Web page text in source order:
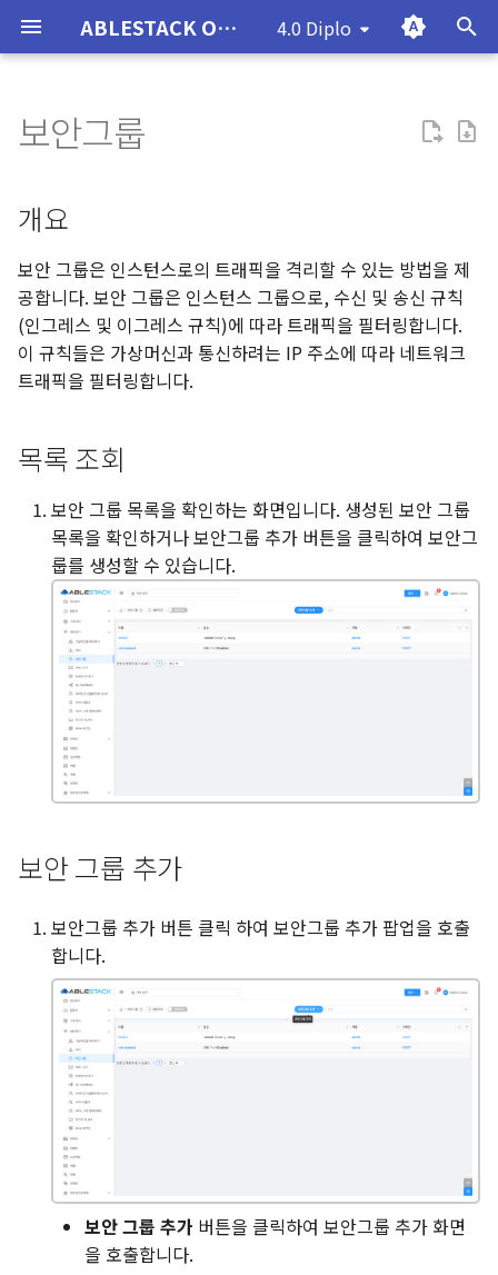
ABLESTACK Online Docs 4.0 Diplo
p
t
o
s
t
a
t
ABLESTACK의 탄생 데이터센터의 역사와 문제점
ABLESTACK 제품 및 구성
ABLESTACK 물리 아키텍처
ABLESTACK의 기본구조
네트워크 아키텍처
ABLESTACK 구성요소 Glue 알아보기
Mold 알아보기
Wall 알아보기
ABLESTACK HCI 설치 가이
ABLESTACK HCI 구성관리
ABLESTACK VM 설치 가이
드
ABLESTACK VM 구성관리
ABLESTACK STANALONE
설치 가이드
ABLESTACK HCI
구성 확인
퀵 가이드
개요
기록
저장소
네트워킹
계정
ABLESTACK
소프트웨어 최신화
응용프로그램
진단 보고서
커널 덤프
터미널
SELinux
대시보드
가상머신
VM 스냅샷
쿠버네티스
오토스케일 VM 그룹
가상머신 그룹
사용자 데이터
Affinity 그룹
볼륨
스냅샷
백업
버킷
공유 파일 시스템
개요
목록 조회
보안 그룹 추가
편집
보안그룹 삭제
수신 규칙 탭
수신 규칙 추가
수신 규칙 삭제
전송 규칙 탭
전송 규칙 추가
전송 규칙 삭제
템플릿
ISO
쿠버네티스 ISO
컨트롤러 템플릿
오토메이션 컨트롤러
배포된 패키지
이벤트
프로젝트
역할
계정
도메인
요약
Zone
Pods
클러스터
호스트
2차 스토리지
Object 스토리지
시스템 VM
가상 라우터
내부 LB
관리 서버
재난 복구 클러스터
CPU 소켓
DB/Usage 서버
컴퓨트 오퍼링
디스크 오퍼링
백업 오퍼링
시스템 오퍼링
네트워크 오퍼링
글로벌 설정
LDAP 구성
OAuth 구성
백업 저장소
하이퍼바이저 기능
게스트 OS 매핑
코멘트
사용량
인스턴스 가져오기-내보내기
데이터 볼륨 가져오기
Webhooks
대시보드
클러스터
모니터
서비스
스토리지 디바이스
매니저 모듈
Ceph User
데이터 풀
블럭 디바이스
iSCSI
NFS
오브젝트 게이트웨이
사용자
버킷
Multi-Site
사용자 인터페이스
대시보드 검색
생성
대시보드
탐색
환경 설정
Netdive
사용자 인터페이스
Quick Start
Views
리소스
액세스
설정
ABLESTACK HCI 재기동 절차
ABLESTACK VM 재기동 절차
CentOS 가상머신 가이드 ISO를 이용한 VM/템플릿
비밀번호/SSH Key 관리기
추가
UserData 적용 기능 추가
Ubuntu 가상머신 가이드
ISO를 이용한 VM/템플릿
비밀번호/SSH Key 관리기
추가
UserData 적용 기능 추가
Windows 가상머신 가이드
ISO를 이용한 VM/템플릿
가상머신 설정 자동화 적용
가상머신 볼륨 사용
가상머신 NIC 사용
Windows 기반 3Tier 구성
가이드
DB 구성
WAS 구성
WEB 구성
Linux 기반 3Tier 구성 가이
관리 가상머신 구성
DB 구성
WAS 구성
재난 복구(DR) 관리
Kubernete 구성 가이드
Kubernetes ISO 등록
Cluster 생성
Cluster 설정
Oracle RAC 구성 가이드
ASM 및 GI 구성
Oracle 데이터베이스 구성
Glue Service 관리 가이드
게이트웨이 가상머신 관리
Glue NFS 관리 및 기능
Glue Object Gateway 관
및 기능
Glue NVMe-oF 관리 및 기
Glue Samba 관리 및 기능
Mold Fence Agent 활용한
HA 구성 가이드
Pacemaker 클러스터 구성
Shared Volume를 활용한
Mysql 구성
Resource 구성
작 테스트
압축/중복제거 볼륨 사용방
법 가이드
압축/중복제거 볼륨 사용방
도메인 활용 방안
학과별 도메인 분리 방안
드
NAS 백업 구성 가이드
Cerato
Bronto
문제해결사례
보안그룹
개요
보안 그룹은 인스턴스로의 트래픽을 격리할 수 있는 방법을 제
공합니다. 보안 그룹은 인스턴스 그룹으로, 수신 및 송신 규칙
(인그레스 및 이그레스 규칙)에 따라 트래픽을 필터링합니다.
이 규칙들은 가상머신과 통신하려는 IP 주소에 따라 네트워크
트래픽을 필터링합니다.
목록 조회
보안 그룹 목록을 확인하는 화면입니다. 생성된 보안 그룹
목록을 확인하거나 보안그룹 추가 버튼을 클릭하여 보안그
룹를 생성할 수 있습니다.
보안 그룹 추가
보안그룹 추가 버튼 클릭 하여 보안그룹 추가 팝업을 호출
합니다.
보안 그룹 추가 버튼을 클릭하여 보안그룹 추가 화면
을 호출합니다.